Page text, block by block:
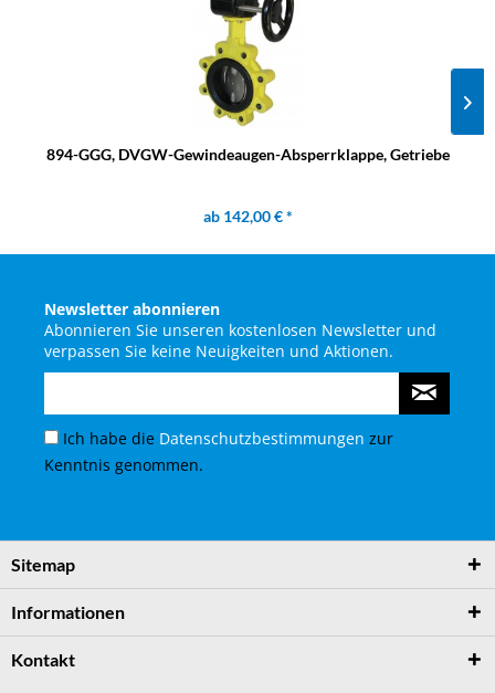
894-GGG, DVGW-Gewindeaugen-Absperrklappe, Getriebe
ab 142,00 € *
Newsletter abonnieren
Abonnieren Sie unseren kostenlosen Newsletter und
verpassen Sie keine Neuigkeiten und Aktionen.
Ich habe die Datenschutzbestimmungen zur
Kenntnis genommen.
Sitemap
Informationen
Kontakt